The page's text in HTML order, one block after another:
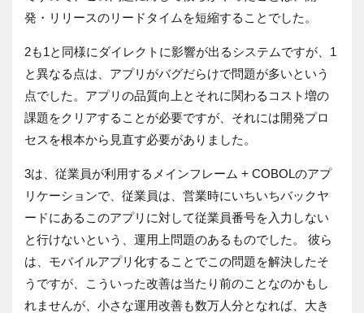
発・リリースのリードタイムを短縮することでした。
2も1と同様にダイレクトに影響が出るシステムですが、1
と異なる点は、アプリがバグだらけで問題が多いという
点でした。アプリの品質向上とそれに関わるコスト増の
課題をクリアすることが必要ですが、それには開発プロ
セスを根本から見直す必要がありました。
3は、従業員が利用するメインフレーム + COBOLのアプ
リケーションで、従業員は、営業時にいちいちバックヤ
ードにあるこのアプリに対して従業員番号を入力しない
と行けないという、運用上問題のあるものでした。 彼ら
は、モバイルアプリ化することでこの問題を解決したそ
うですが、こういった改善は当たり前のことなのかもし
れませんが、小さな運用改善も数万人分となれば、大き